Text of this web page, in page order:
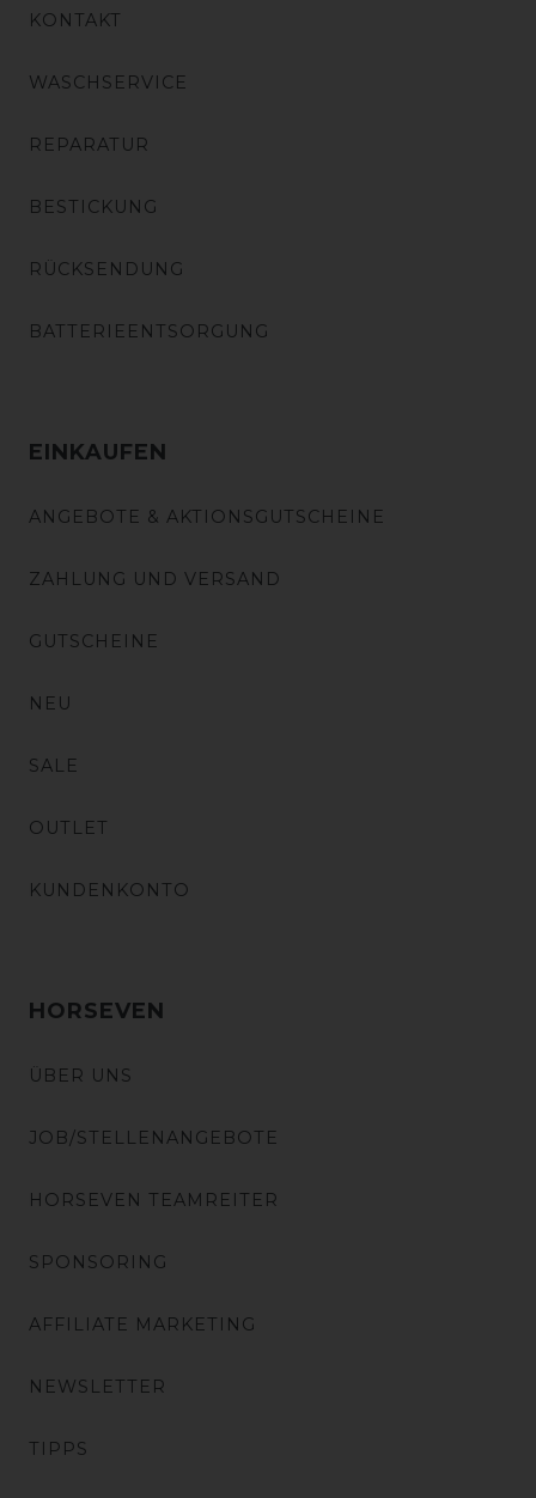
KONTAKT
WASCHSERVICE
REPARATUR
BESTICKUNG
RÜCKSENDUNG
BATTERIEENTSORGUNG
EINKAUFEN
ANGEBOTE & AKTIONSGUTSCHEINE
ZAHLUNG UND VERSAND
GUTSCHEINE
NEU
SALE
OUTLET
KUNDENKONTO
HORSEVEN
ÜBER UNS
JOB/STELLENANGEBOTE
HORSEVEN TEAMREITER
SPONSORING
AFFILIATE MARKETING
NEWSLETTER
TIPPS